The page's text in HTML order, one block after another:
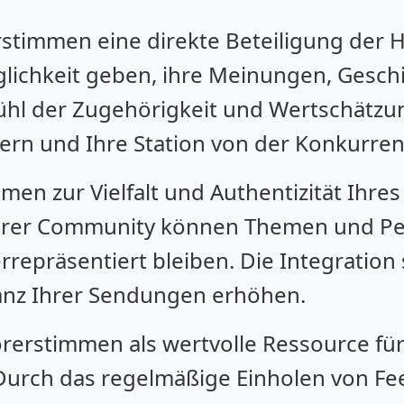
eine direkte Beteiligung der
geben, ihre Meinungen,
der Zugehörigkeit und
und Ihre Station von der
zur Vielfalt und Authentizität
Community können Themen und
bleiben. Die Integration
Ihrer Sendungen erhöhen.
als wertvolle Ressource
das regelmäßige Einholen von